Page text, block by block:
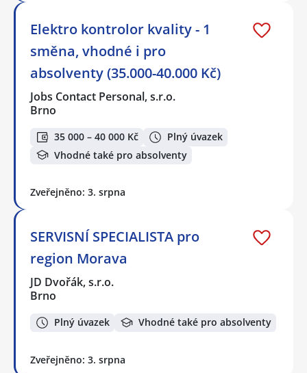
Elektro kontrolor kvality - 1
směna, vhodné i pro
absolventy (35.000-40.000 Kč)
Jobs Contact Personal, s.r.o.
Brno
35 000 – 40 000 Kč
Plný úvazek
Vhodné také pro absolventy
Zveřejněno: 3. srpna
SERVISNÍ SPECIALISTA pro
region Morava
JD Dvořák, s.r.o.
Brno
Plný úvazek Vhodné také pro absolventy
Zveřejněno: 3. srpna